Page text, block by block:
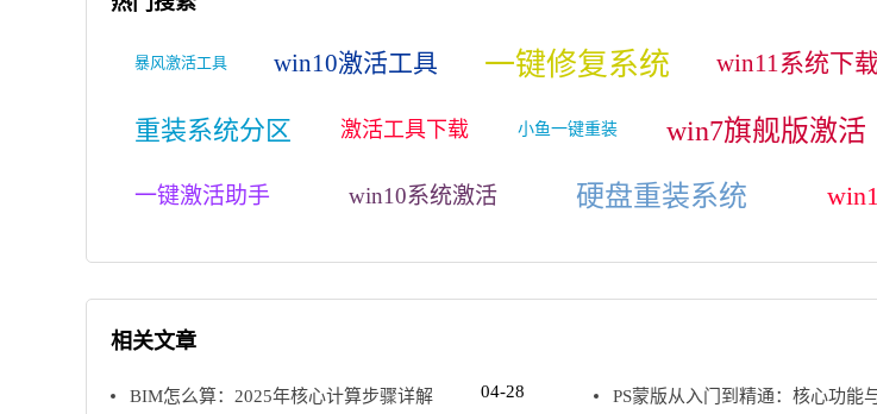
暴风激活工具 win10激活工具 一键修复系统 win11系统下
重装系统分区 激活工具下载 小鱼一键重装 win7旗舰版激活
一键激活助手 win10系统激活 硬盘重装系统
相关文章
BIM怎么算：2025年核心计算步骤详解 04-28